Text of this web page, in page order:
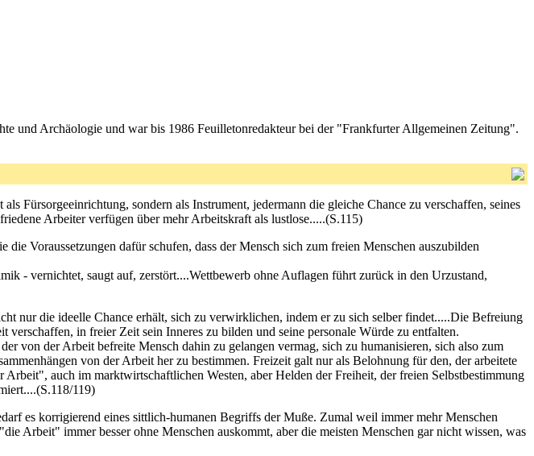
und Archäologie und war bis 1986 Feuilletonredakteur bei der "Frankfurter Allgemeinen Zeitung".
Fürsorgeeinrichtung, sondern als Instrument, jedermann die gleiche Chance zu verschaffen, seines
Arbeiter verfügen über mehr Arbeitskraft als lustlose.....(S.115)
Voraussetzungen dafür schufen, dass der Mensch sich zum freien Menschen auszubilden
- vernichtet, saugt auf, zerstört....Wettbewerb ohne Auflagen führt zurück in den Urzustand,
nur die ideelle Chance erhält, sich zu verwirklichen, indem er zu sich selber findet.....Die Befreiung
in freier Zeit sein Inneres zu bilden und seine personale Würde zu entfalten.
von der Arbeit befreite Mensch dahin zu gelangen vermag, sich zu humanisieren, sich also zum
von der Arbeit her zu bestimmen. Freizeit galt nur als Belohnung für den, der arbeitete
auch im marktwirtschaftlichen Westen, aber Helden der Freiheit, der freien Selbstbestimmung
119)
es korrigierend eines sittlich-humanen Begriffs der Muße. Zumal weil immer mehr Menschen
Arbeit" immer besser ohne Menschen auskommt, aber die meisten Menschen gar nicht wissen, was